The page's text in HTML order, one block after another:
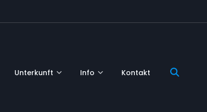
Unterkunft Info Kontakt